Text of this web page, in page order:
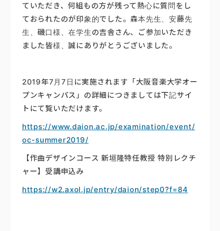
ていただき、何組もの方が残って熱心に質問をし
ておられたのが印象的でした。森本先生、安藤先
生、磯口様、在学生の吉舎さん、ご参加いただき
ました皆様、誠にありがとうございました。
2019年7月7日に実施されます「大阪音楽大学オー
プンキャンパス」の詳細につきましては下記サイ
トにて覧いただけます。
https://www.daion.ac.jp/examination/event/
oc-summer2019/
【作曲デザインコース 新垣隆特任教授 特別レクチ
ャー】受講申込み
https://w2.axol.jp/entry/daion/step0?f=84